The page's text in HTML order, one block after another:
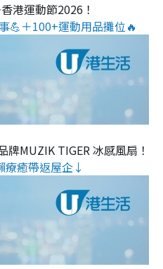
港運動節2026！
💪＋100+運動用品攤位🔥
牌MUZIK TIGER 冰感風扇！
療癒帶返屋企↓